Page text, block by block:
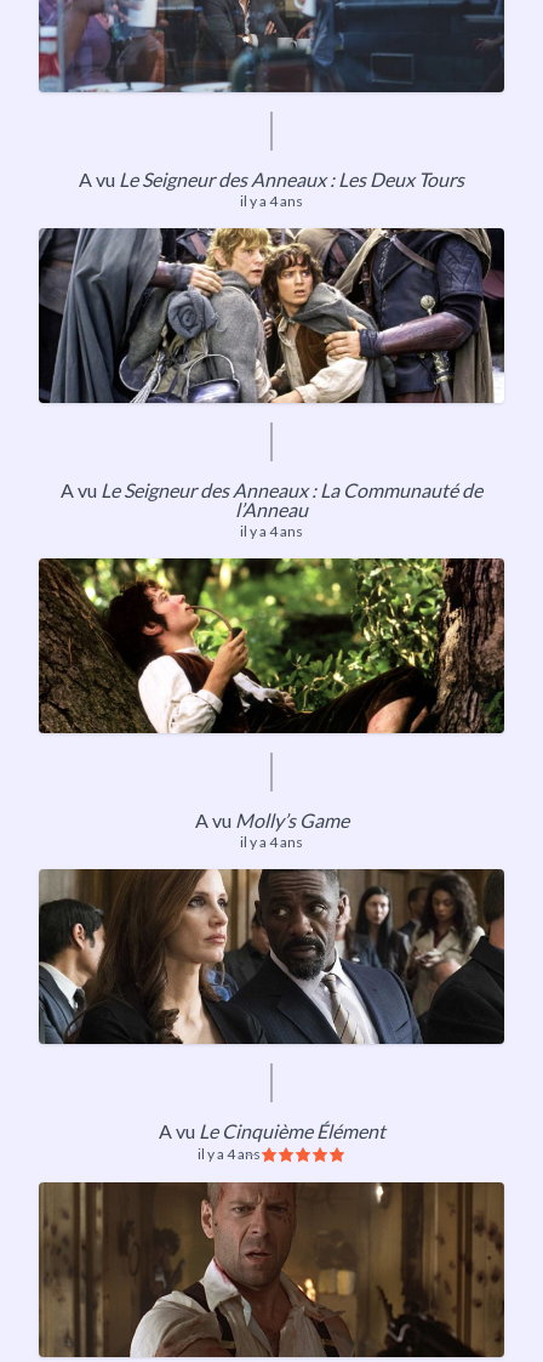
A vu Le Seigneur des Anneaux : Les Deux Tours
il y a 4 ans
A vu Le Seigneur des Anneaux : La Communauté de
l’Anneau
il y a 4 ans
A vu Molly’s Game
il y a 4 ans
A vu Le Cinquième Élément
il y a 4 ans